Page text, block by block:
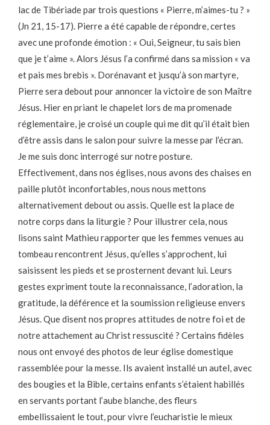
lac de Tibériade par trois questions « Pierre, m’aimes-tu ? »
(Jn 21, 15-17). Pierre a été capable de répondre, certes
avec une profonde émotion : « Oui, Seigneur, tu sais bien
que je t’aime ». Alors Jésus l’a confirmé dans sa mission « va
et pais mes brebis ». Dorénavant et jusqu’à son martyre,
Pierre sera debout pour annoncer la victoire de son Maître
Jésus. Hier en priant le chapelet lors de ma promenade
réglementaire, je croisé un couple qui me dit qu’il était bien
d’être assis dans le salon pour suivre la messe par l’écran.
Je me suis donc interrogé sur notre posture.
Effectivement, dans nos églises, nous avons des chaises en
paille plutôt inconfortables, nous nous mettons
alternativement debout ou assis. Quelle est la place de
notre corps dans la liturgie ? Pour illustrer cela, nous
lisons saint Mathieu rapporter que les femmes venues au
tombeau rencontrent Jésus, qu’elles s’approchent, lui
saisissent les pieds et se prosternent devant lui. Leurs
gestes expriment toute la reconnaissance, l’adoration, la
gratitude, la déférence et la soumission religieuse envers
Jésus. Que disent nos propres attitudes de notre foi et de
notre attachement au Christ ressuscité ? Certains fidèles
nous ont envoyé des photos de leur église domestique
rassemblée pour la messe. Ils avaient installé un autel, avec
des bougies et la Bible, certains enfants s’étaient habillés
en servants portant l’aube blanche, des fleurs
embellissaient le tout, pour vivre l’eucharistie le mieux